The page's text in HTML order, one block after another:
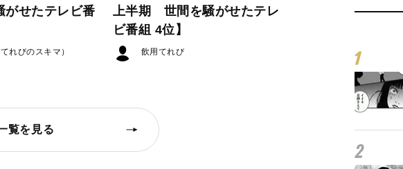
せたテレビ番
れびのスキマ）
上半期 世間を騒がせたテレ
ビ番組 4位】
飲用てれび
覧を見る